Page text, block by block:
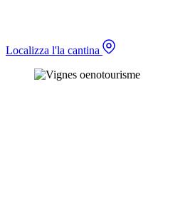
Localizza l'la cantina